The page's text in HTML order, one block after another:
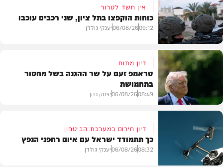
חדשות
אין חשד לטרור
כוחות הוקפצו בתל ציון, שני רכבים עוכבו
09:12
06/08/26יענקי גולדן
חדשות
דיון מתוח
טראמפ זעם על שר ההגנה בשל מחסור
בתחמושת
08:49
06/08/26יצחק כהן
דיון חירום במערכת הביטחון
כך תתמודד ישראל עם איום רחפני הנפץ
08:32
06/08/26יענקי גולדן